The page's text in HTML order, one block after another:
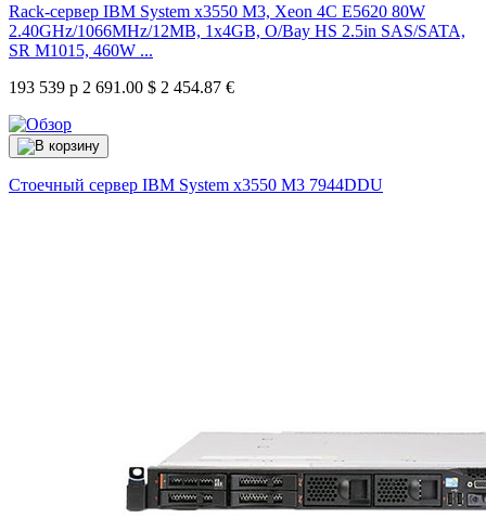
Rack-сервер IBM System x3550 M3, Xeon 4C E5620 80W
2.40GHz/1066MHz/12MB, 1x4GB, O/Bay HS 2.5in SAS/SATA,
SR M1015, 460W ...
193 539 р 2 691.00 $ 2 454.87 €
Стоечный сервер IBM System x3550 M3 7944DDU